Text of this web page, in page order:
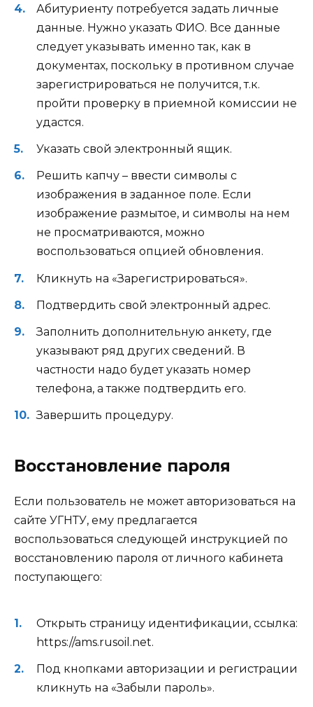
Абитуриенту потребуется задать личные
данные. Нужно указать ФИО. Все данные
следует указывать именно так, как в
документах, поскольку в противном случае
зарегистрироваться не получится, т.к.
пройти проверку в приемной комиссии не
удастся.
Указать свой электронный ящик.
Решить капчу – ввести символы с
изображения в заданное поле. Если
изображение размытое, и символы на нем
не просматриваются, можно
воспользоваться опцией обновления.
Кликнуть на «Зарегистрироваться».
Подтвердить свой электронный адрес.
Заполнить дополнительную анкету, где
указывают ряд других сведений. В
частности надо будет указать номер
телефона, а также подтвердить его.
Завершить процедуру.
Восстановление пароля
Если пользователь не может авторизоваться на
сайте УГНТУ, ему предлагается
воспользоваться следующей инструкцией по
восстановлению пароля от личного кабинета
поступающего:
Открыть страницу идентификации, ссылка:
https://ams.rusoil.net.
Под кнопками авторизации и регистрации
кликнуть на «Забыли пароль».